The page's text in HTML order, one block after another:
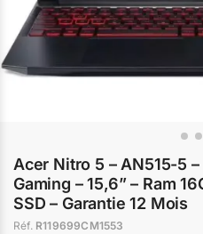
Acer Nitro 5 – AN515-5
Gaming – 15,6” – Ram
SSD – Garantie 12 Mois
Réf. R119699CM1553